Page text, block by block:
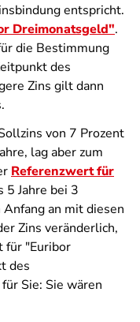
entspricht.
Dreimonatsgeld".
die Bestimmung
des
Zins gilt dann
von 7 Prozent
lag aber zum
Referenzwert für
5 Jahre bei 3
an mit diesen
Zins veränderlich,
für "Euribor
des
Sie: Sie wären